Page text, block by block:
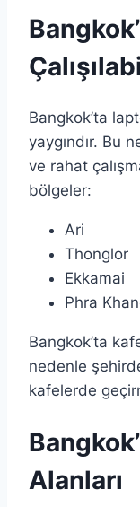
Bangkok’ta
yaygındır. Bu
ve rahat
bölgeler:
Ari
Thonglor
Ekkamai
Phra
Bangkok’ta
nedenle
kafelerde
Alanları